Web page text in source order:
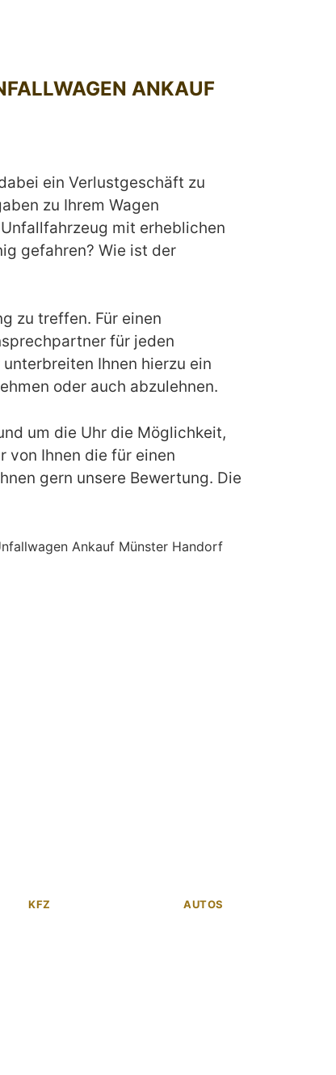
ANKAUF
ein Verlustgeschäft zu
zu Ihrem Wagen
mit erheblichen
gefahren? Wie ist der
zu treffen. Für einen
für jeden
Ihnen hierzu ein
oder auch abzulehnen.
um die Uhr die Möglichkeit,
von Ihnen die für einen
gern unsere Bewertung. Die
KFZ AUTOS